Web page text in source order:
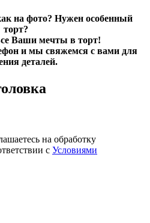
на фото? Нужен особенный
торт?
Ваши мечты в торт!
и мы свяжемся с вами для
деталей.
на обработку
с Условиями